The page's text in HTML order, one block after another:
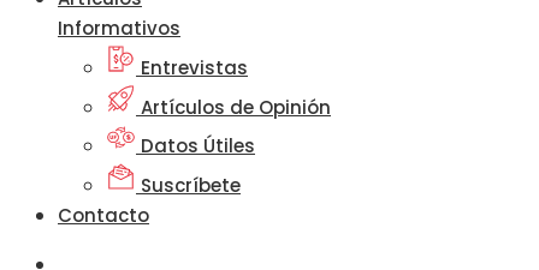
Informativos
Entrevistas
Artículos de Opinión
Datos Útiles
Suscríbete
Contacto